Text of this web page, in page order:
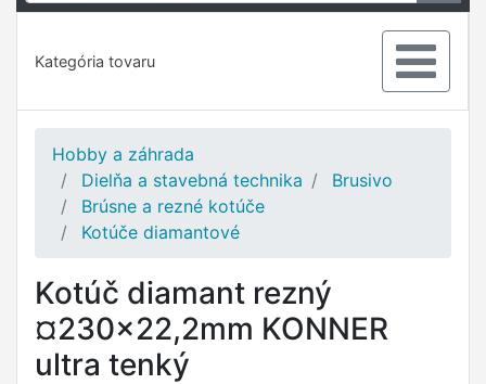
Kategória tovaru
Hobby a záhrada
Dielňa a stavebná technika
Brusivo
Brúsne a rezné kotúče
Kotúče diamantové
Kotúč diamant rezný
¤230x22,2mm KONNER
ultra tenký